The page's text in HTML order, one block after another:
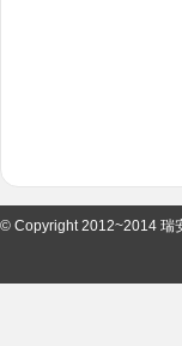
© Copyright 2012~2014 瑞